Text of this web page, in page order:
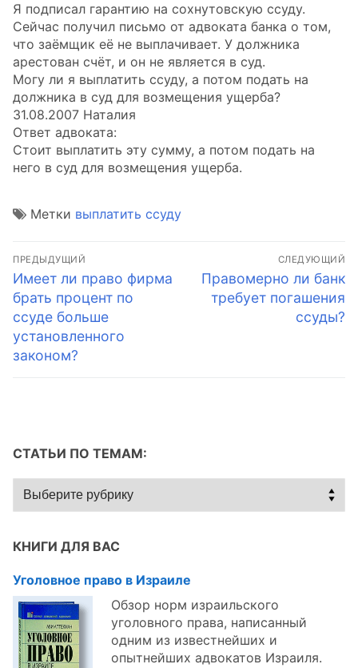
Я подписал гарантию на сохнутовскую ссуду.
Сейчас получил письмо от адвоката банка о том,
что заёмщик её не выплачивает. У должника
арестован счёт, и он не является в суд.
Могу ли я выплатить ссуду, а потом подать на
должника в суд для возмещения ущерба?
31.08.2007 Наталия
Ответ адвоката:
Стоит выплатить эту сумму, а потом подать на
него в суд для возмещения ущерба.
Метки выплатить ссуду
Навигация
по
записям
ПРЕДЫДУЩИЙ
Предыдущая
запись:
Имеет ли право фирма
брать процент по
ссуде больше
установленного
законом?
СЛЕДУЮЩИЙ
Следующая
запись:
Правомерно ли банк
требует погашения
ссуды?
СТАТЬИ ПО ТЕМАМ:
Статьи
по
КНИГИ ДЛЯ ВАС
Уголовное право в Израиле
Обзор норм израильского
уголовного права, написанный
одним из известнейших и
опытнейших адвокатов Израиля.